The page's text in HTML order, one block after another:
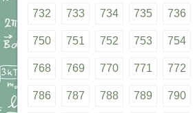
732 733 734 735 736
750 751 752 753 754
768 769 770 771 772
786 787 788 789 790